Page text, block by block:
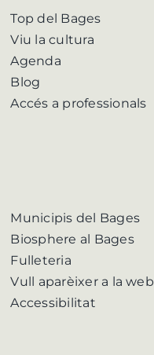
Top del Bages
Viu la cultura
Agenda
Blog
Accés a professionals
Municipis del Bages
Biosphere al Bages
Fulleteria
Vull aparèixer a la web
Accessibilitat